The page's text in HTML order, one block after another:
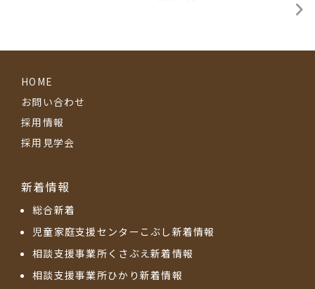
HOME
お問い合わせ
採用情報
採用見学会
新着情報
総合新着
児童家庭支援センターこぶし新着情報
相談支援事業所くさぶえ新着情報
相談支援事業所ひかり新着情報